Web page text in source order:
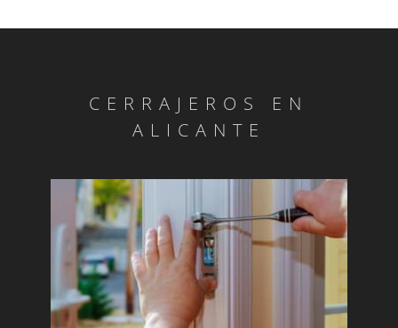
Cerrajeros en Finestrat
Cerrajeros en Guardamar del Segura
Cerrajeros en Jávea
Cerrajeros en Jijona
Cerrajeros en Monforte del Cid
Cerrajeros en Monóvar
Cerrajeros en Mutxamel
CERRAJEROS EN
ALICANTE